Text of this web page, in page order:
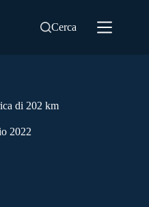
Cerca
di 202 km
2022